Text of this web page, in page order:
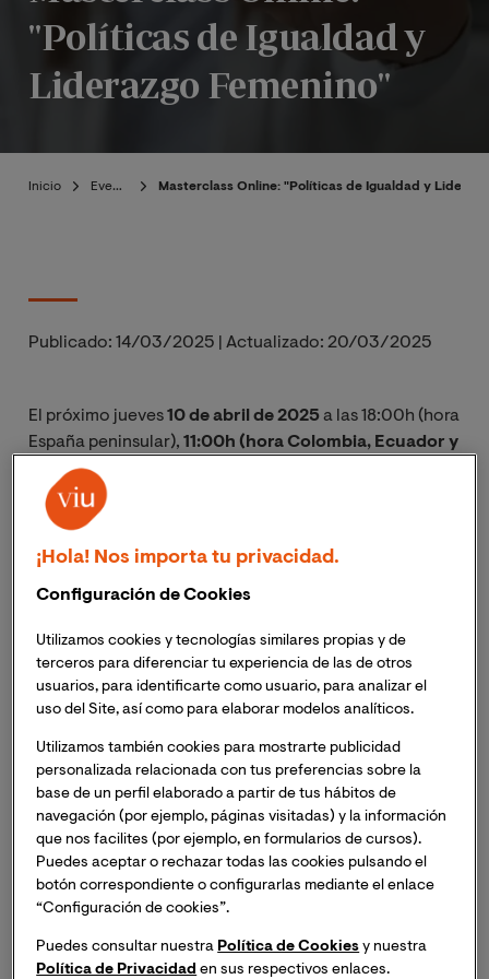
"Políticas de Igualdad y
Liderazgo Femenino"
Inicio Eventos Masterclass Online: "Políticas de Igualdad y
Publicado: 14/03/2025 Actualizado: 20/03/2025
El próximo jueves10 de abril de 2025a las 18:00h (hora
España peninsular), 11:00h (hora Colombia, Ecuador y
Perú)laFacultad de Ciencias Sociales y Jurídicas
la Universidad Internacional de Valencia (
a la Masterclass Online: "Políticas de Igualdad y
Liderazgo Femenino"
, un espacio donde abordaremos
igualdad de género en el ámbito laboral. De la mano de
estrategias clave para la promoción del empleo
femenino, el liderazgo empresarial y el apoyo a mujeres
en situación de vulnerabilidad.
Si deseas asistir, inscríbete y recibirás un enlace para
acceder a la sesión el mismo día del evento.
¿Por qué es importante la Masterclass Online:
Políticas de Igualdad y Liderazgo Femenino?
A pesar de los avances en equidad de género, la
situación de las mujeres en el mercado laboral sigue
siendo desigual. El fomento del empleo femenino es
¡Hola! Nos importa tu privacidad.
Configuración de Cookies
Utilizamos cookies y tecnologías similares propias y de
terceros para diferenciar tu experiencia de las de otros
usuarios, para identificarte como usuario, para analizar el
uso del Site, así como para elaborar modelos analíticos.
Utilizamos también cookies para mostrarte publicidad
personalizada relacionada con tus preferencias sobre la
base de un perfil elaborado a partir de tus hábitos de
navegación (por ejemplo, páginas visitadas) y la información
que nos facilites (por ejemplo, en formularios de cursos).
Puedes aceptar o rechazar todas las cookies pulsando el
botón correspondiente o configurarlas mediante el enlace
“Configuración de cookies”.
Puedes consultar nuestra Política de Cookies y nuestra
Política de Privacidad en sus respectivos enlaces.